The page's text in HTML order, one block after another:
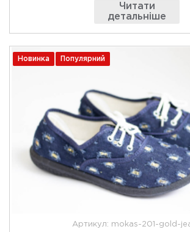
Читати
детальніше
Новинка Популярний
Артикул: mokas-201-gold-